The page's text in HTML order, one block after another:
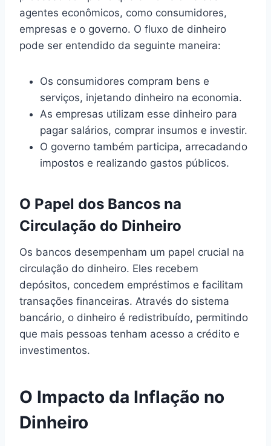
agentes econômicos, como consumidores,
empresas e o governo. O fluxo de dinheiro
pode ser entendido da seguinte maneira:
Os consumidores compram bens e
serviços, injetando dinheiro na economia.
As empresas utilizam esse dinheiro para
pagar salários, comprar insumos e investir.
O governo também participa, arrecadando
impostos e realizando gastos públicos.
O Papel dos Bancos na
Circulação do Dinheiro
Os bancos desempenham um papel crucial na
circulação do dinheiro. Eles recebem
depósitos, concedem empréstimos e facilitam
transações financeiras. Através do sistema
bancário, o dinheiro é redistribuído, permitindo
que mais pessoas tenham acesso a crédito e
investimentos.
O Impacto da Inflação no
Dinheiro